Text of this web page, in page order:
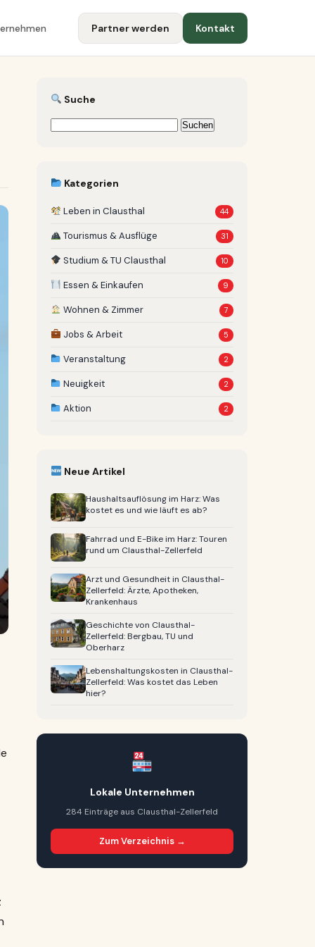
Partner werden Kontakt
Suche
Suchen
Kategorien
Leben in Clausthal 44
Tourismus & Ausflüge 31
Studium & TU Clausthal 10
Essen & Einkaufen 9
Wohnen & Zimmer 7
Jobs & Arbeit 5
Veranstaltung 2
Neuigkeit 2
Aktion 2
Neue Artikel
Haushaltsauflösung im Harz: Was
kostet es und wie läuft es ab?
Fahrrad und E-Bike im Harz: Touren
rund um Clausthal-Zellerfeld
Arzt und Gesundheit in Clausthal-
Zellerfeld: Ärzte, Apotheken,
Krankenhaus
Geschichte von Clausthal-
Zellerfeld: Bergbau, TU und
Oberharz
Lebenshaltungskosten in Clausthal-
Zellerfeld: Was kostet das Leben
hier?
Lokale Unternehmen
284 Einträge aus Clausthal-Zellerfeld
Zum Verzeichnis →